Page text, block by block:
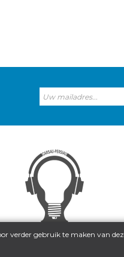
verder gebruik te maken van